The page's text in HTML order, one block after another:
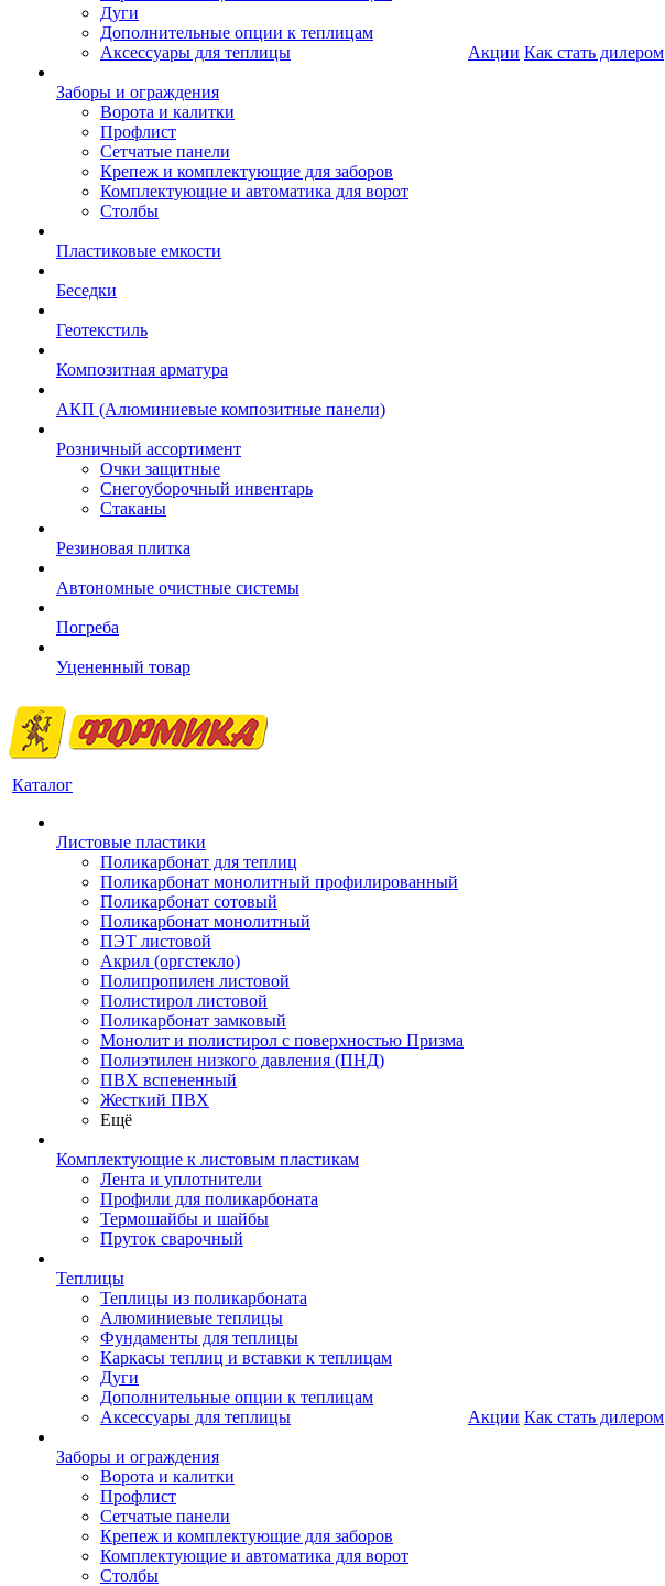
Дуги
Дополнительные опции к теплицам
Аксессуары для теплицы
Заборы и ограждения
Ворота и калитки
Профлист
Сетчатые панели
Крепеж и комплектующие для заборов
Комплектующие и автоматика для ворот
Столбы
Пластиковые емкости
Беседки
Геотекстиль
Композитная арматура
АКП (Алюминиевые композитные панели)
Розничный ассортимент
Очки защитные
Снегоуборочный инвентарь
Стаканы
Резиновая плитка
Автономные очистные системы
Погреба
Уцененный товар
Акции Как стать дилером
Каталог
Листовые пластики
Поликарбонат для теплиц
Поликарбонат монолитный профилированный
Поликарбонат сотовый
Поликарбонат монолитный
ПЭТ листовой
Акрил (оргстекло)
Полипропилен листовой
Полистирол листовой
Поликарбонат замковый
Монолит и полистирол с поверхностью Призма
Полиэтилен низкого давления (ПНД)
ПВХ вспененный
Жесткий ПВХ
Ещё
Комплектующие к листовым пластикам
Лента и уплотнители
Профили для поликарбоната
Термошайбы и шайбы
Пруток сварочный
Теплицы
Теплицы из поликарбоната
Алюминиевые теплицы
Фундаменты для теплицы
Каркасы теплиц и вставки к теплицам
Дуги
Дополнительные опции к теплицам
Аксессуары для теплицы
Заборы и ограждения
Ворота и калитки
Профлист
Сетчатые панели
Крепеж и комплектующие для заборов
Комплектующие и автоматика для ворот
Столбы
Акции Как стать дилером